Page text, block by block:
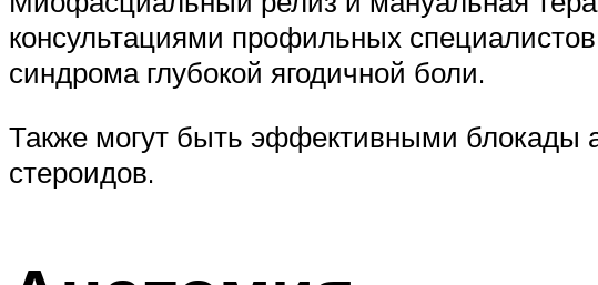
консультациями профильных
синдрома глубокой ягодичной боли.
Также могут быть эффективными блокады
стероидов.